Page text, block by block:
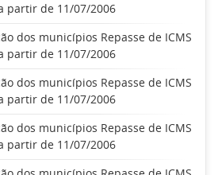
partir de 11/07/2006
dos municípios Repasse de ICMS
partir de 11/07/2006
dos municípios Repasse de ICMS
partir de 11/07/2006
dos municípios Repasse de ICMS
partir de 11/07/2006